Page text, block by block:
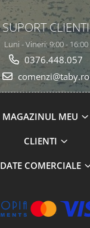
SUPORT CLIENTI
Luni - Vineri: 9:00 - 16:00
0376.448.057
comenzi@taby.ro
MAGAZINUL MEU
CLIENTI
DATE COMERCIALE